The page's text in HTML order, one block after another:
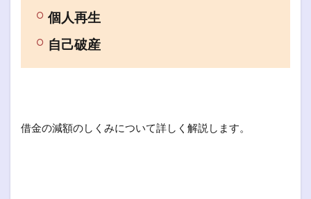
個人再生
自己破産
借金の減額のしくみについて詳しく解説します。